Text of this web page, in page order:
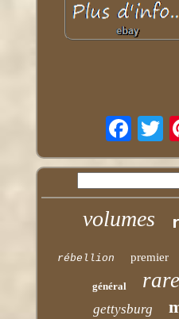
volumes
rébellion premier
général rare
gettysburg